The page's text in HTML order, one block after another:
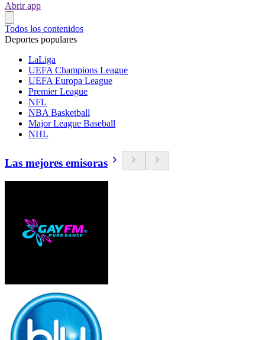
Abrir app
Todos los contenidos
Deportes populares
LaLiga
UEFA Champions League
UEFA Europa League
Premier League
NFL
NBA Basketball
Major League Baseball
NHL
Las mejores emisoras